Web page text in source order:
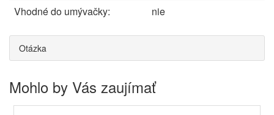
Vhodné do umývačky:
nie
Otázka
Mohlo by Vás zaujímať